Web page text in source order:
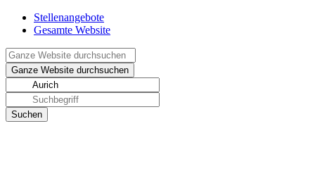
Stellenangebote
Gesamte Website